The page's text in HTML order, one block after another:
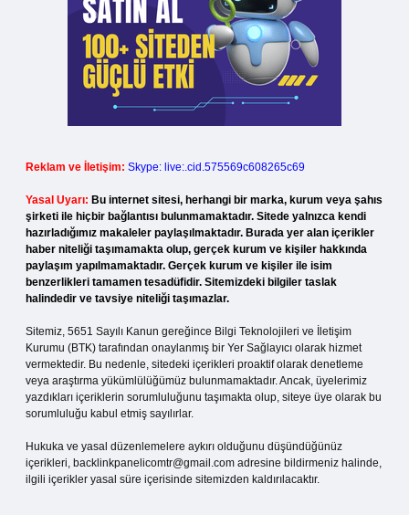
Reklam ve İletişim: Skype: live:.cid.575569c608265c69
Yasal Uyarı: Bu internet sitesi, herhangi bir marka, kurum veya şahıs
şirketi ile hiçbir bağlantısı bulunmamaktadır. Sitede yalnızca kendi
hazırladığımız makaleler paylaşılmaktadır. Burada yer alan içerikler
haber niteliği taşımamakta olup, gerçek kurum ve kişiler hakkında
paylaşım yapılmamaktadır. Gerçek kurum ve kişiler ile isim
benzerlikleri tamamen tesadüfidir. Sitemizdeki bilgiler taslak
halindedir ve tavsiye niteliği taşımazlar.
Sitemiz, 5651 Sayılı Kanun gereğince Bilgi Teknolojileri ve İletişim
Kurumu (BTK) tarafından onaylanmış bir Yer Sağlayıcı olarak hizmet
vermektedir. Bu nedenle, sitedeki içerikleri proaktif olarak denetleme
veya araştırma yükümlülüğümüz bulunmamaktadır. Ancak, üyelerimiz
yazdıkları içeriklerin sorumluluğunu taşımakta olup, siteye üye olarak bu
sorumluluğu kabul etmiş sayılırlar.
Hukuka ve yasal düzenlemelere aykırı olduğunu düşündüğünüz
içerikleri, backlinkpanelicomtr@gmail.com adresine bildirmeniz halinde,
ilgili içerikler yasal süre içerisinde sitemizden kaldırılacaktır.